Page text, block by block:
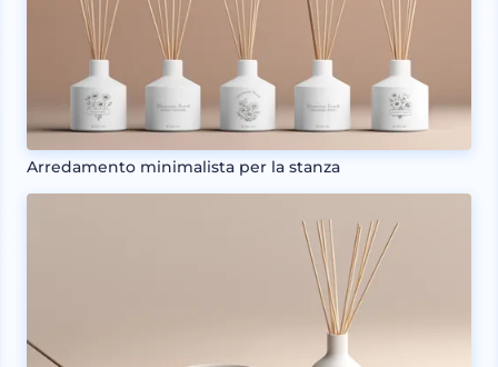
Arredamento minimalista per la stanza